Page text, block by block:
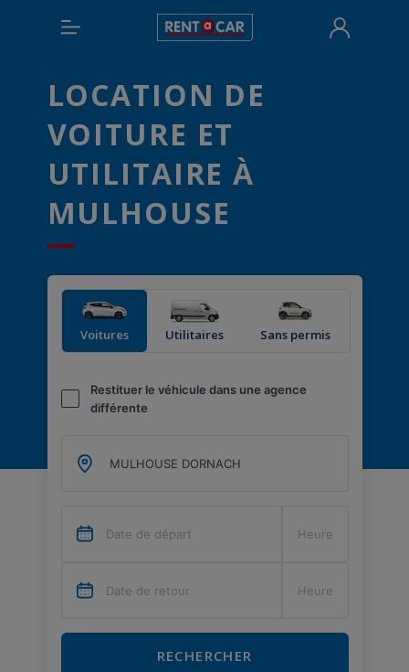
LOCATION DE
VOITURE ET
UTILITAIRE À
MULHOUSE
Voitures Utilitaires Sans permis
Restituer le véhicule dans une agence
différente
RECHERCHER